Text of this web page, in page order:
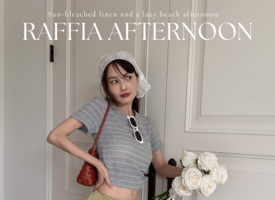
惠代碼，登入會員即可查看免運代碼。
●其他購物須知請點選官網最下方。
了解更多